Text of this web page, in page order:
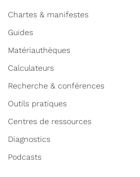
Chartes & manifestes
Guides
Matériauthèques
Calculateurs
Recherche & conférences
Outils pratiques
Centres de ressources
Diagnostics
Podcasts